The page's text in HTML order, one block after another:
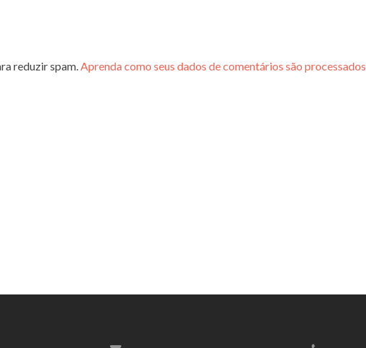
reduzir spam.Aprenda como seus dados de comentários são processados